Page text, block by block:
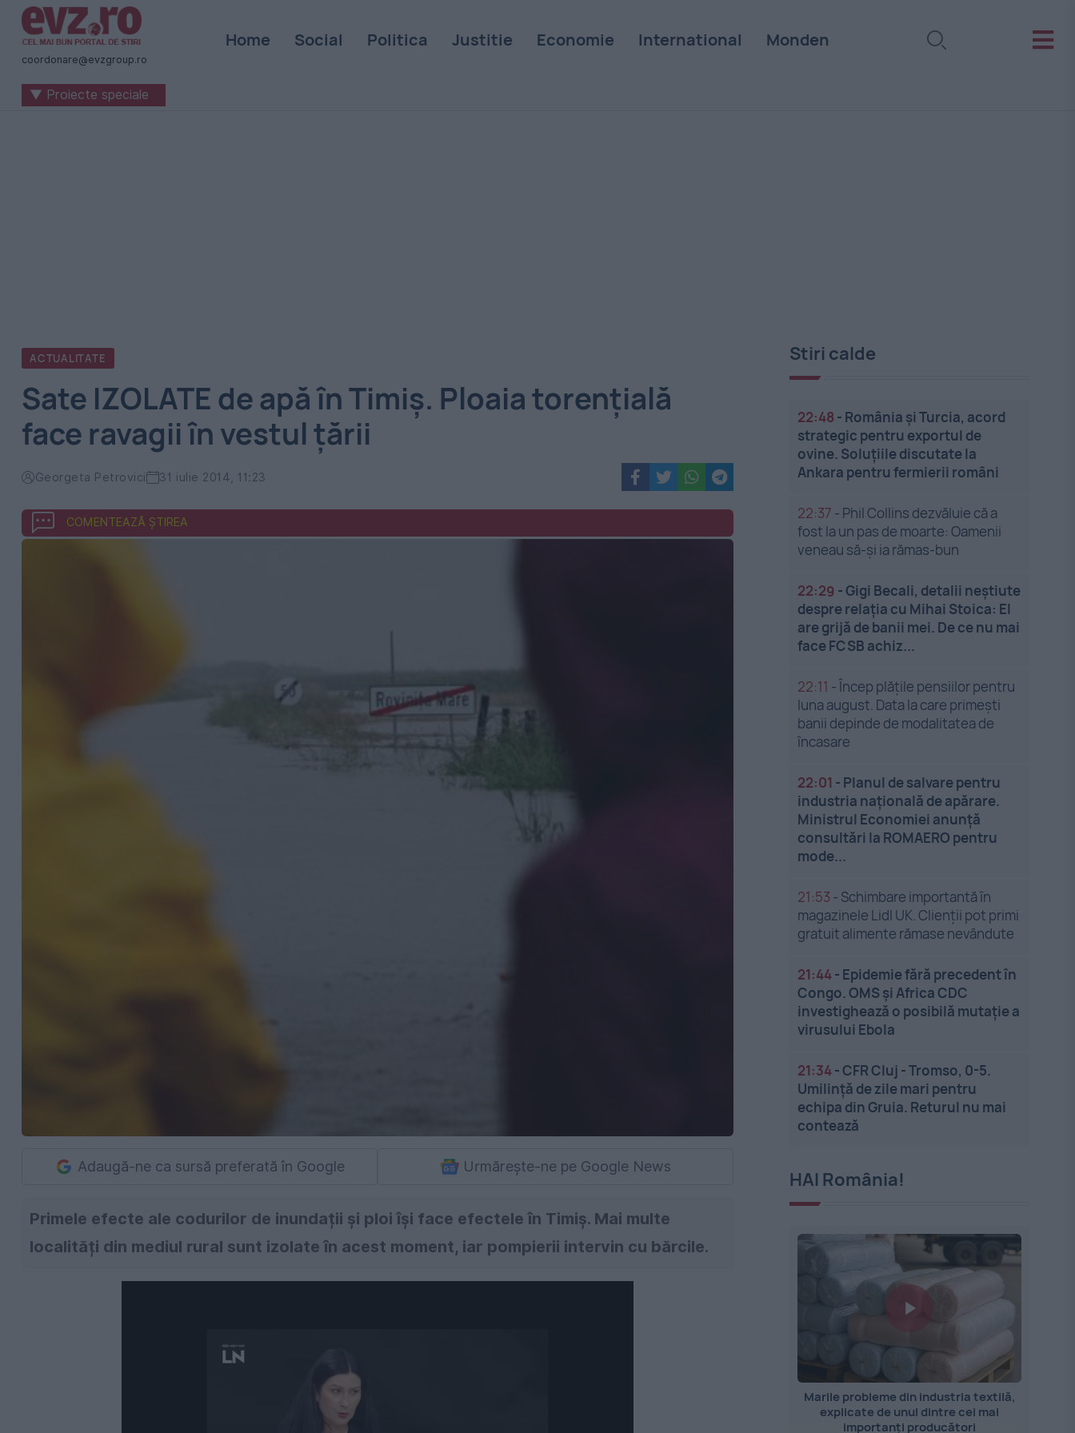
Știri
naționale
internaționale
coordonare@evzgroup.ro
Home Social Politica Justitie Economie International Monden
▼ Proiecte speciale
ACTUALITATE
Sate IZOLATE de apă în Timiș. Ploaia torențială
face ravagii în vestul țării
Georgeta Petrovici 31 iulie 2014, 11:23
COMENTEAZĂ ȘTIREA
Adaugă-ne ca sursă preferată în Google Urmărește-ne pe Google News
Primele efecte ale codurilor de inundații și ploi își face efectele în Timiș. Mai multe
localități din mediul rural sunt izolate în acest moment, iar pompierii intervin cu bărcile.
Stiri calde
22:48 - România și Turcia, acord
strategic pentru exportul de
ovine. Soluțiile discutate la
Ankara pentru fermierii români
22:37 - Phil Collins dezvăluie că a
fost la un pas de moarte: Oamenii
veneau să-și ia rămas-bun
22:29 -Gigi Becali, detalii neștiute
despre relația cu Mihai Stoica: El
are grijă de banii mei. De ce nu mai
face FCSB achiz...
22:11 -Încep plățile pensiilor pentru
luna august. Data la care primești
banii depinde de modalitatea de
încasare
22:01 - Planul de salvare pentru
industria națională de apărare.
Ministrul Economiei anunță
consultări la ROMAERO pentru
mode...
21:53 - Schimbare importantă în
magazinele Lidl UK. Clienții pot primi
gratuit alimente rămase nevândute
21:44- Epidemie fără precedent în
Congo. OMS și Africa CDC
investighează o posibilă mutație a
virusului Ebola
21:34-CFR Cluj - Tromso, 0-5.
Umilință de zile mari pentru
echipa din Gruia. Returul nu mai
contează
HAI România!
Marile probleme din industria textilă,
explicate de unul dintre cei mai
importanți producători